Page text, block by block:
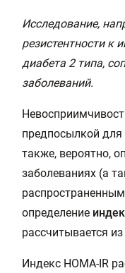
Исследование,
резистентности к
диабета 2 типа,
заболеваний.
предпосылкой для
также, вероятно,
заболеваниях (а
определение
рассчитывается
Индекс HOMA-IR